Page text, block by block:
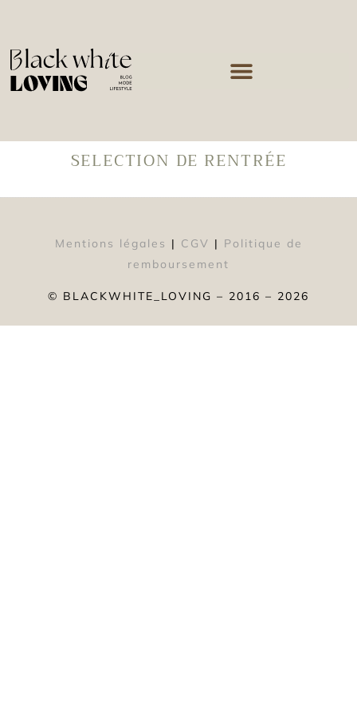
SELECTION DE RENTRÉE
Mentions légales | CGV | Politique de
remboursement
© BLACKWHITE_LOVING – 2016 – 2026